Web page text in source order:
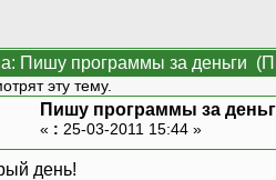
Пишу программы за деньги
эту тему.
Пишу программы за
« : 25-03-2011 15:44 »
день!